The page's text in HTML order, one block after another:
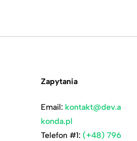
Zapytania
Email: kontakt@dev.a
konda.pl
Telefon #1: (+48) 796